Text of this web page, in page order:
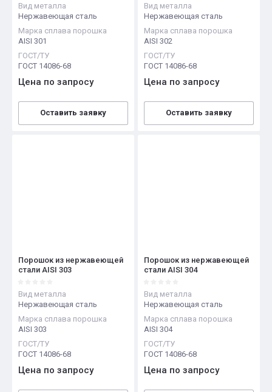
Вид металла
Нержавеющая сталь
Марка сплава порошка
AISI 301
ГОСТ/ТУ
ГОСТ 14086-68
Цена по запросу
Оставить заявку
Вид металла
Нержавеющая сталь
Марка сплава порошка
AISI 302
ГОСТ/ТУ
ГОСТ 14086-68
Цена по запросу
Оставить заявку
Порошок из нержавеющей
стали AISI 303
Вид металла
Нержавеющая сталь
Марка сплава порошка
AISI 303
ГОСТ/ТУ
ГОСТ 14086-68
Цена по запросу
Порошок из нержавеющей
стали AISI 304
Вид металла
Нержавеющая сталь
Марка сплава порошка
AISI 304
ГОСТ/ТУ
ГОСТ 14086-68
Цена по запросу